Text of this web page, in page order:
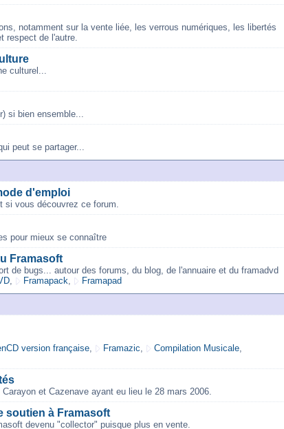
notamment sur la vente liée, les verrous numériques, les libertés
respect de l'autre.
culturel...
si bien ensemble...
peut se partager...
d'emploi
si vous découvrez ce forum.
pour mieux se connaître
Framasoft
de bugs... autour des forums, du blog, de l'annuaire et du framadvd
, Framapack, Framapad
version française, Framazic, Compilation Musicale,
et Cazenave ayant eu lieu le 28 mars 2006.
soutien à Framasoft
devenu "collector" puisque plus en vente.